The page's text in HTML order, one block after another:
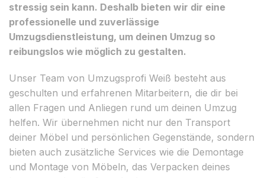
stressig sein kann. Deshalb bieten wir dir eine
professionelle und zuverlässige
Umzugsdienstleistung, um deinen Umzug so
reibungslos wie möglich zu gestalten.
Unser Team von Umzugsprofi Weiß besteht aus
geschulten und erfahrenen Mitarbeitern, die dir bei
allen Fragen und Anliegen rund um deinen Umzug
helfen. Wir übernehmen nicht nur den Transport
deiner Möbel und persönlichen Gegenstände, sondern
bieten auch zusätzliche Services wie die Demontage
und Montage von Möbeln, das Verpacken deines